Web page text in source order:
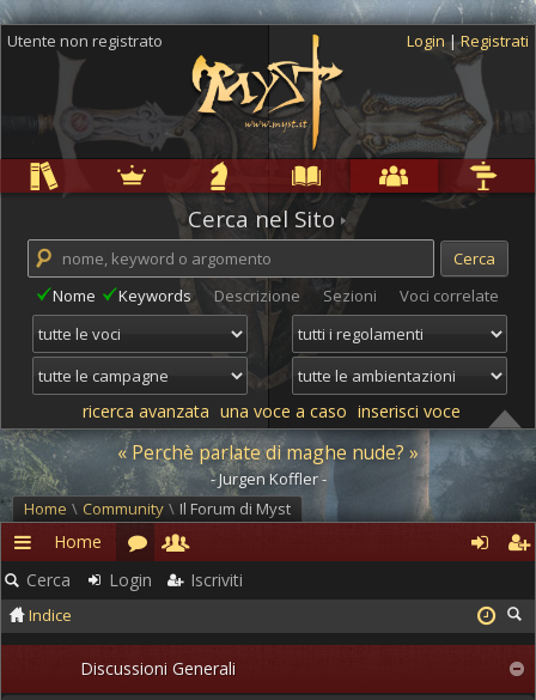
Utente non registrato Login |Registrati
Cerca nel Sito
Nome Keywords Descrizione Sezioni Voci correlate
ricerca avanzata una voce a caso inserisci voce
« Perchè parlate di maghe nude? »
- Jurgen Koffler -
Home \ Community \ Il Forum di Myst
Rapidi
Home
Cerca
Login Iscriviti
Indice
Discussioni Generali